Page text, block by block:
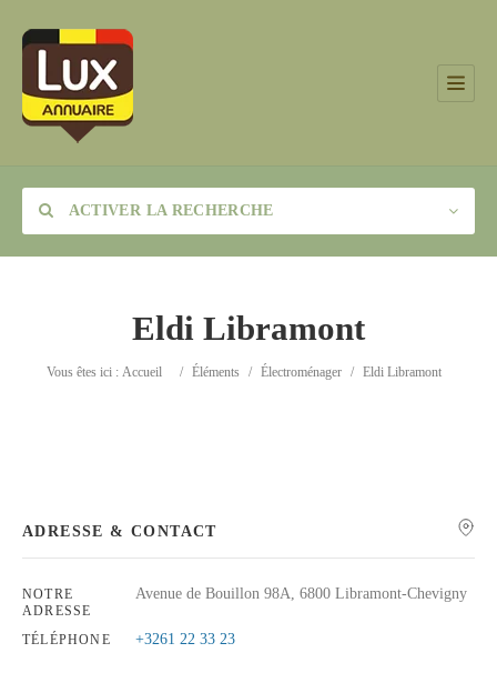
ACTIVER LA RECHERCHE
Catégorie
Eldi Libramont
Vous êtes ici : Accueil / Éléments / Électroménager / Eldi Libramont
ADRESSE & CONTACT
NOTRE
ADRESSE
Avenue de Bouillon 98A, 6800 Libramont-Chevigny
TÉLÉPHONE +3261 22 33 23